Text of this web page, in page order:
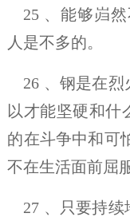
25 、能够岿
人是不多的。
26 、钢是在
以才能坚硬和什
的在斗争中和可
不在生活面前屈
27 、只要持